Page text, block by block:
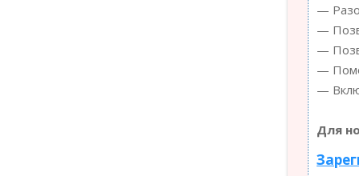
—
—
—
—
—
Для